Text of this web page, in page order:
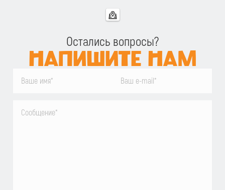
Остались вопросы?
НАПИШИТЕ НАМ